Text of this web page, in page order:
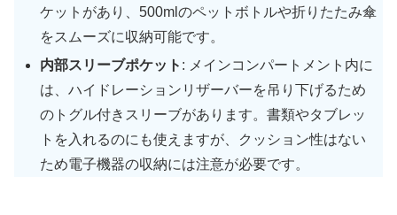
ケットがあり、500mlのペットボトルや折りたたみ傘
をスムーズに収納可能です。
内部スリーブポケット : メインコンパートメント内に
は、ハイドレーションリザーバーを吊り下げるため
のトグル付きスリーブがあります。書類やタブレッ
トを入れるのにも使えますが、クッション性はない
ため電子機器の収納には注意が必要です。